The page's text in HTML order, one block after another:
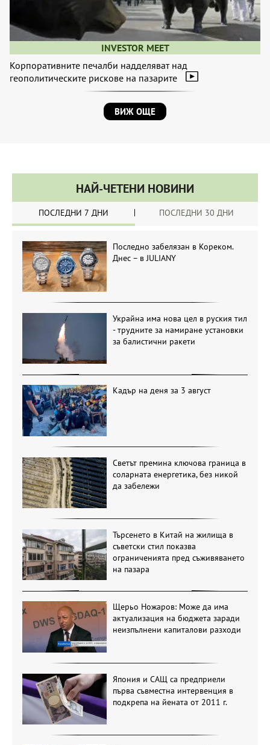
INVESTOR MEET
Корпоративните печалби надделяват над
геополитическите рискове на пазарите
ВИЖ ОЩЕ
НАЙ-ЧЕТЕНИ НОВИНИ
ПОСЛЕДНИ 7 ДНИ ПОСЛЕДНИ 30 ДНИ
Последно забелязан в Кореком.
Днес – в JULIANY
Украйна има нова цел в руския тил
- трудните за намиране установки
за балистични ракети
Кадър на деня за 3 август
Светът премина ключова граница в
соларната енергетика, без никой
да забележи
Търсенето в Китай на жилища в
съветски стил показва
ограниченията пред съживяването
на пазара
Щерьо Ножаров: Може да има
актуализация на бюджета заради
неизпълнени капиталови разходи
Япония и САЩ са предприели
първа съвместна интервенция в
подкрепа на йената от 2011 г.